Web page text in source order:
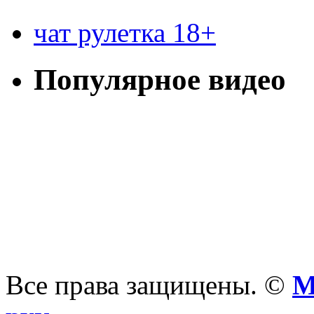
чат рулетка 18+
Популярное видео
Все права защищены. ©